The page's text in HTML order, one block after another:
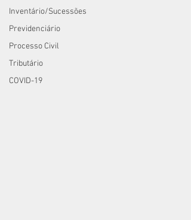
Inventário/Sucessões
Previdenciário
Processo Civil
Tributário
COVID-19